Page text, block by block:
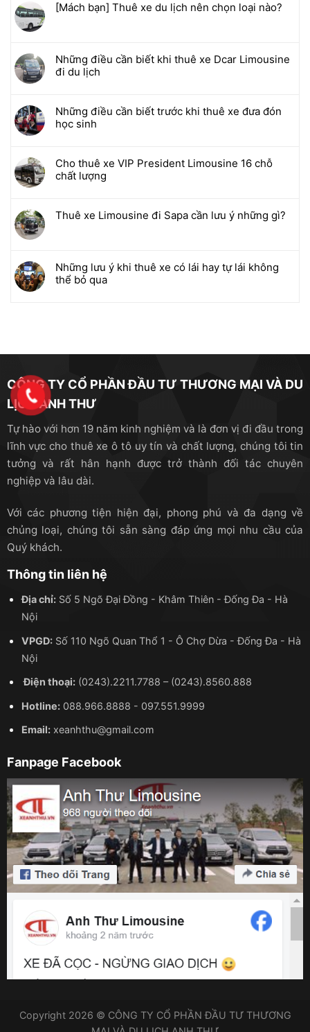
[Mách bạn] Thuê xe du lịch nên chọn loại nào?
Những điều cần biết khi thuê xe Dcar Limousine
đi du lịch
Những điều cần biết trước khi thuê xe đưa đón
học sinh
Cho thuê xe VIP President Limousine 16 chỗ
chất lượng
Thuê xe Limousine đi Sapa cần lưu ý những gì?
Những lưu ý khi thuê xe có lái hay tự lái không
thể bỏ qua
CÔNG TY CỔ PHẦN ĐẦU TƯ THƯƠNG MẠI VÀ DU
LỊCH ANH THƯ
Tự hào với hơn 19 năm kinh nghiệm và là đơn vị đi đầu trong
lĩnh vực cho thuê xe ô tô uy tín và chất lượng, chúng tôi tin
tưởng và rất hân hạnh được trở thành đối tác chuyên
nghiệp và lâu dài.
Với các phương tiện hiện đại, phong phú và đa dạng về
chủng loại, chúng tôi sẵn sàng đáp ứng mọi nhu cầu của
Quý khách.
Thông tin liên hệ
Địa chỉ:Số 5 Ngõ Đại Đồng - Khâm Thiên - Đống Đa - Hà
Nội
VPGD:Số 110 Ngõ Quan Thổ 1 - Ô Chợ Dừa - Đống Đa - Hà
Nội
Điện thoại: (0243).2211.7788 – (0243).8560.888
Hotline: 088.966.8888 - 097.551.9999
Email:xeanhthu@gmail.com
Fanpage Facebook
Copyright 2026 © CÔNG TY CỔ PHẦN ĐẦU TƯ THƯƠNG